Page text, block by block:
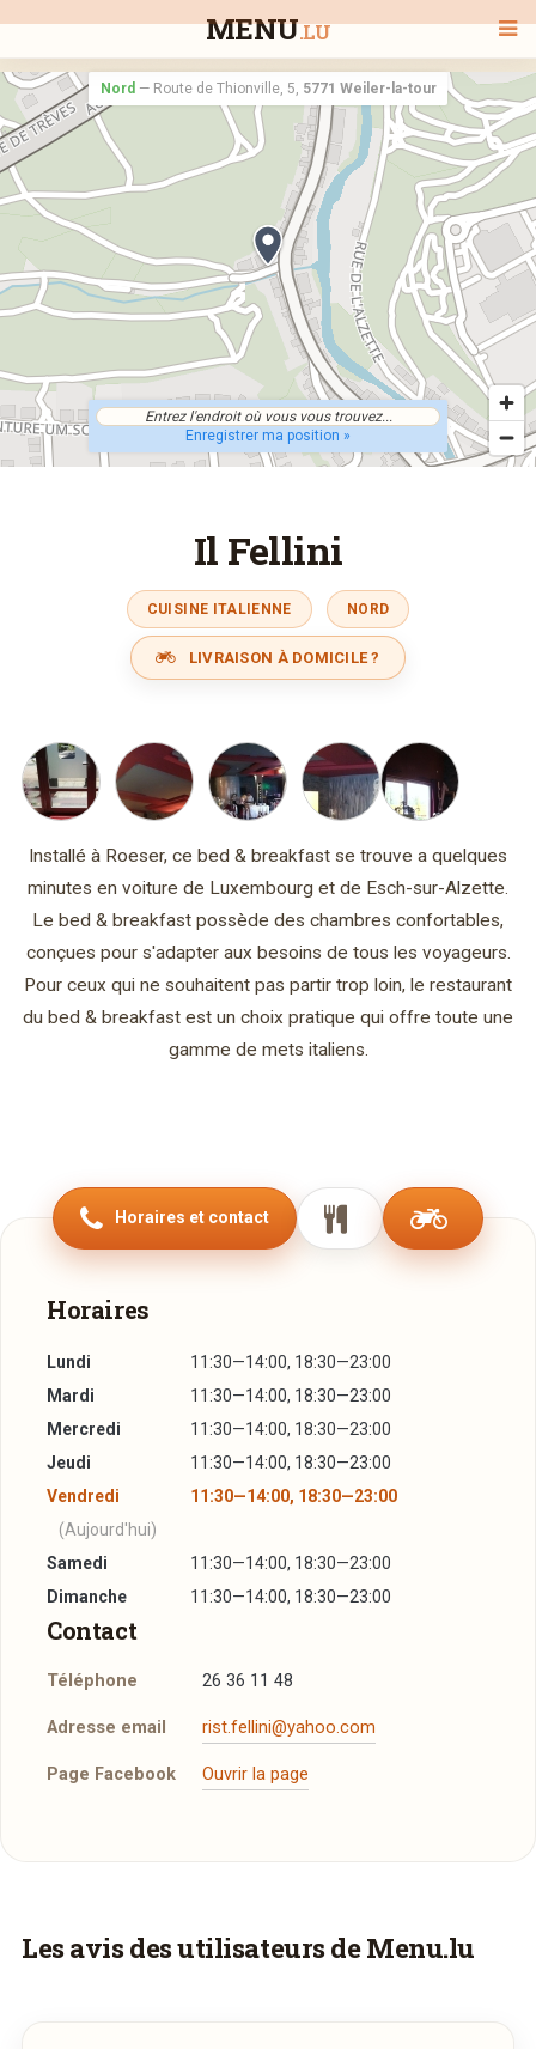
MENU.LU
BIENVENUE
TOUS LES RESTAURANTS
RECHERCHER UN RESTAURANT
Nord —Route de Thionville, 5, 5771 Weiler-la-tour
Enregistrer ma position »
Il Fellini
CUISINE ITALIENNE NORD
LIVRAISON À DOMICILE ?
Installé à Roeser, ce bed & breakfast se trouve a quelques
minutes en voiture de Luxembourg et de Esch-sur-Alzette.
Le bed & breakfast possède des chambres confortables,
conçues pour s'adapter aux besoins de tous les voyageurs.
Pour ceux qui ne souhaitent pas partir trop loin, le restaurant
du bed & breakfast est un choix pratique qui offre toute une
gamme de mets italiens.
Horaires et contact
Horaires
Lundi
11:30—14:00, 18:30—23:00
Mardi
11:30—14:00, 18:30—23:00
Mercredi
11:30—14:00, 18:30—23:00
Jeudi
11:30—14:00, 18:30—23:00
Vendredi
11:30—14:00, 18:30—23:00
(Aujourd'hui)
Samedi
11:30—14:00, 18:30—23:00
Dimanche
11:30—14:00, 18:30—23:00
Contact
Téléphone 26 36 11 48
Adresse email rist.fellini@yahoo.com
Page Facebook Ouvrir la page
Vous aimeriez être livré ?
Les avis des utilisateurs de Menu.lu